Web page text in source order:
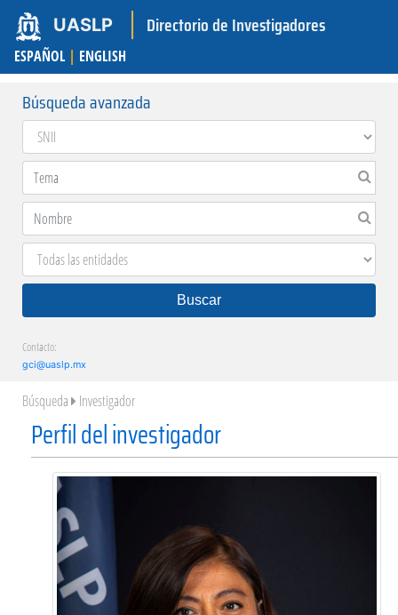
UASLP Directorio de Investigadores
ESPAÑOL | ENGLISH
Búsqueda avanzada
Buscar
Contacto:
gci@uaslp.mx
Búsqueda Investigador
Perfil del investigador